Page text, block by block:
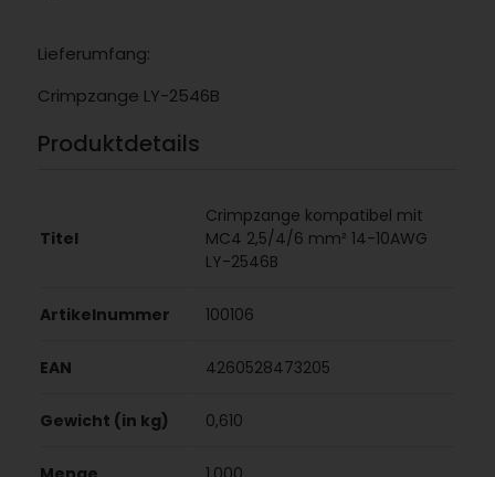
Lieferumfang:
Crimpzange LY-2546B
Produktdetails
Titel
Crimpzange kompatibel mit
MC4 2,5/4/6 mm² 14-10AWG
LY-2546B
Artikelnummer 100106
EAN 4260528473205
Gewicht (in kg) 0,610